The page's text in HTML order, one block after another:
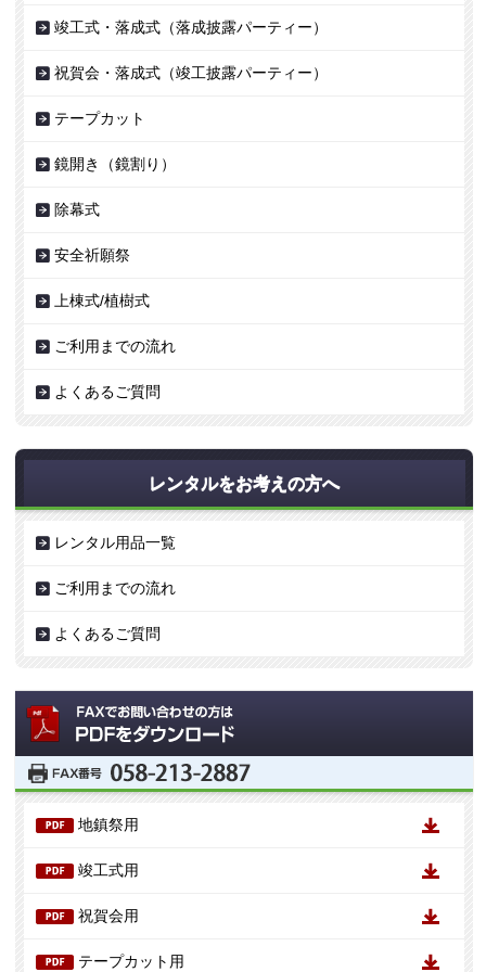
竣工式・落成式（落成披露パーティー）
祝賀会・落成式（竣工披露パーティー）
テープカット
鏡開き（鏡割り）
除幕式
安全祈願祭
上棟式/植樹式
ご利用までの流れ
よくあるご質問
レンタルをお考えの方へ
レンタル用品一覧
ご利用までの流れ
よくあるご質問
地鎮祭用
竣工式用
祝賀会用
テープカット用